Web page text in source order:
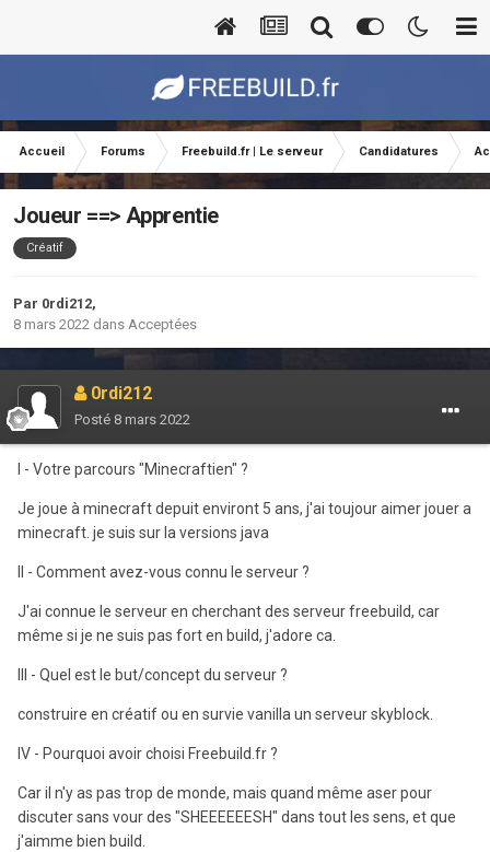
Accueil Forums Freebuild.fr | Le serveur Candidatures
Joueur ==> Apprentie
Créatif
Par 0rdi212,
8 mars 2022 dans Acceptées
0rdi212
Posté 8 mars 2022
I - Votre parcours "Minecraftien" ?
Je joue à minecraft depuit environt 5 ans, j'ai toujour aimer jouer a
minecraft. je suis sur la versions java
II - Comment avez-vous connu le serveur ?
J'ai connue le serveur en cherchant des serveur freebuild, car
même si je ne suis pas fort en build, j'adore ca.
III - Quel est le but/concept du serveur ?
construire en créatif ou en survie vanilla un serveur skyblock.
IV - Pourquoi avoir choisi Freebuild.fr ?
Car il n'y as pas trop de monde, mais quand même aser pour
discuter sans vour des "SHEEEEEESH" dans tout les sens, et que
j'aimme bien build.